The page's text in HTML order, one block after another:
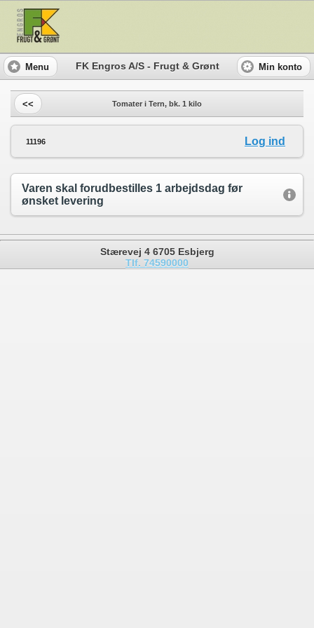
Menu FK Engros A/S - Frugt & Grønt Min konto
<< Tomater i Tern, bk. 1 kilo
11196 Log ind
Varen skal forudbestilles 1 arbejdsdag før
ønsket levering
Stærevej 4 6705 Esbjerg
Tlf. 74590000